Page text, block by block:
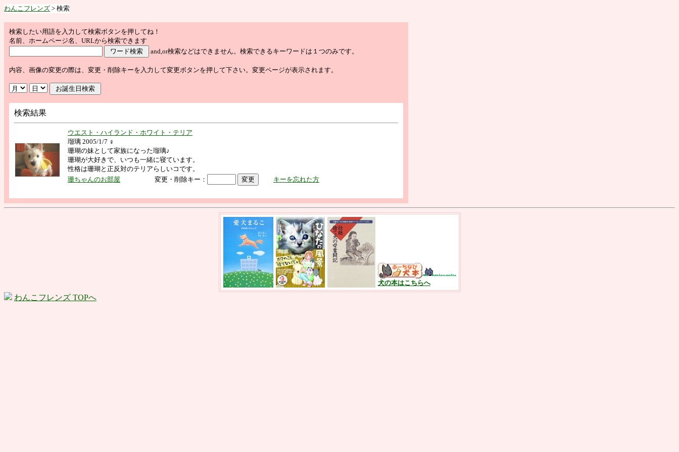
わんこフレンズ > 検索
検索したい用語を入力して検索ボタンを押してね！
名前、ホームページ名、URLから検索できます
and,or検索などはできません。検索できるキーワードは１つのみです。
内容、画像の変更の際は、変更・削除キーを入力して変更ボタンを押して下さい。変更ページが表示されます。
検索結果
ウエスト・ハイランド・ホワイト・テリア
瑠璃 2005/1/7 ♀
珊瑚の妹として家族になった瑠璃♪
珊瑚が大好きで、いつも一緒に寝ています。
性格は珊瑚と正反対のテリアらしいコです。
珊ちゃんのお部屋
変更・削除キー： キーを忘れた方
犬の本はこちらへ
わんこフレンズ TOPへ